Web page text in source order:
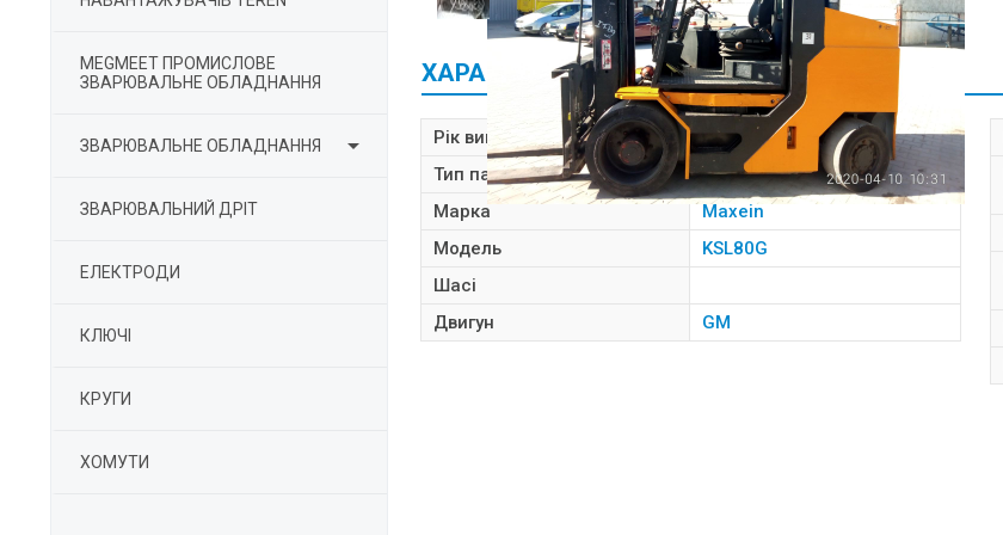
MEGMEET ПРОМИСЛОВЕ
ЗВАРЮВАЛЬНЕ ОБЛАДНАННЯ
ЗВАРЮВАЛЬНЕ ОБЛАДНАННЯ 
ЗВАРЮВАЛЬНИЙ ДРІТ
ЕЛЕКТРОДИ
КЛЮЧІ
КРУГИ
ХОМУТИ
ХАРАКТЕРИСТИКИ
Рік виготовлення
2003
Тип пального
Газ
Марка
Maxein
Модель
KSL80G
Шасі
Двигун
GM